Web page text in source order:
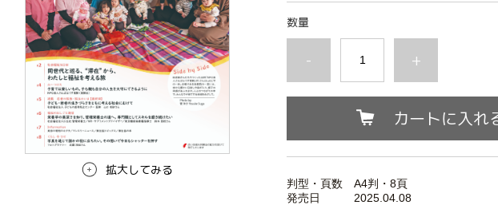
拡大してみる
数量
- +
カートに入れ
判型・頁数 A4判・8頁
発売日 2025.04. 08